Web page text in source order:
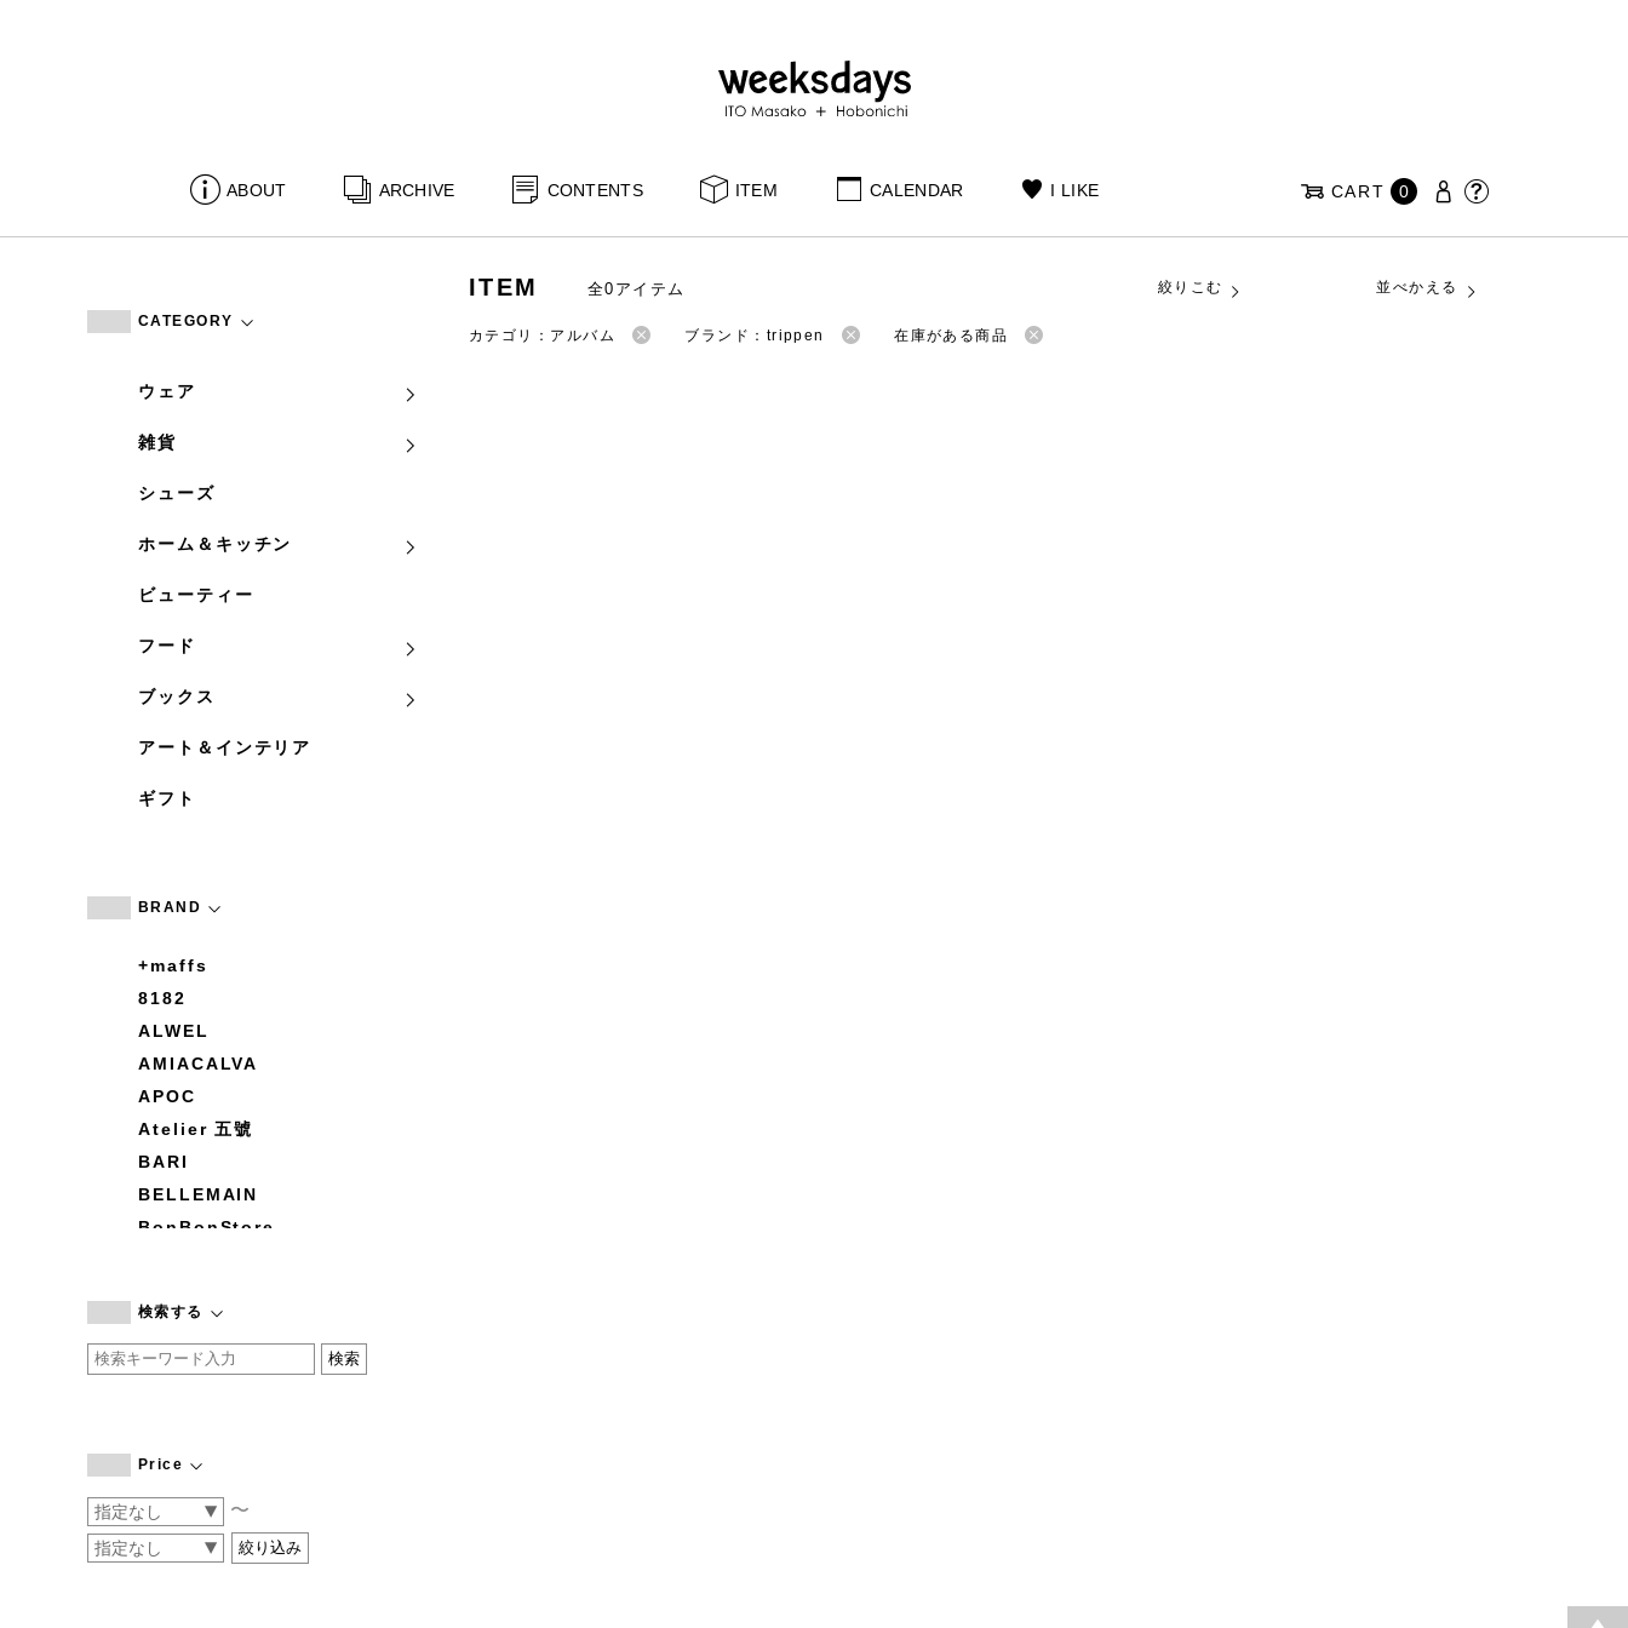
ABOUT ARCHIVE CONTENTS ITEM CALENDAR I LIKE CART 0
CATEGORY
ウェア
雑貨
シューズ
ホーム＆キッチン
ビューティー
フード
ブックス
アート＆インテリア
ギフト
BRAND
+maffs
8182
ALWEL
AMIACALVA
APOC
Atelier 五號
BARI
BELLEMAIN
BonBonStore
by basics
CATWORTH
COGTHEBIGSMOKE
CONVERSE
DEAN & DELUCA
検索する
Price
〜
ITEM 全0アイテム 絞りこむ 並べかえる
カテゴリ：アルバム ブランド：trippen 在庫がある商品